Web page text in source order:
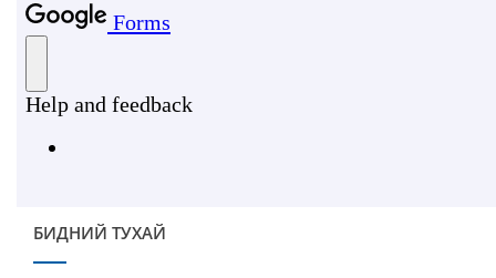
БИДНИЙ ТУХАЙ